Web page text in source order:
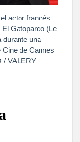
actor francés
El Gatopardo (Le
durante una
Cine de Cannes
/ VALERY